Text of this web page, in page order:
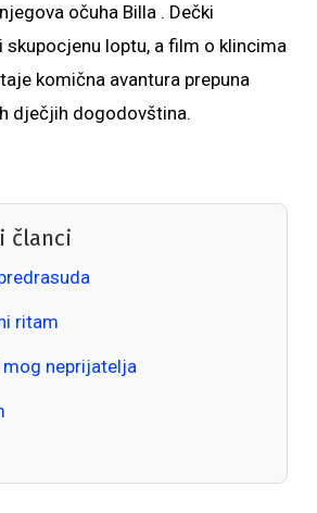
očuha Billa . Dečki
skupocjenu loptu, a film o klincima
komična avantura prepuna
dječjih dogodovština.
članci
ritam
neprijatelja